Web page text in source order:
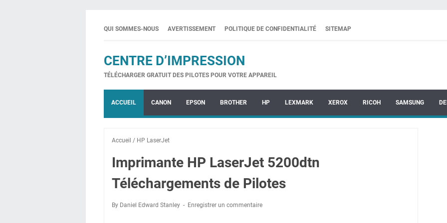
QUI SOMMES-NOUS AVERTISSEMENT POLITIQUE DE CONFIDENTIALITÉ SITEMAP
CENTRE D’IMPRESSION
TÉLÉCHARGER GRATUIT DES PILOTES POUR VOTRE APPAREIL
ACCUEIL CANON EPSON BROTHER HP LEXMARK XEROX RICOH SAMSUNG
Accueil / HP LaserJet
Imprimante HP LaserJet 5200dtn
Téléchargements de Pilotes
By Daniel Edward Stanley Enregistrer un commentaire